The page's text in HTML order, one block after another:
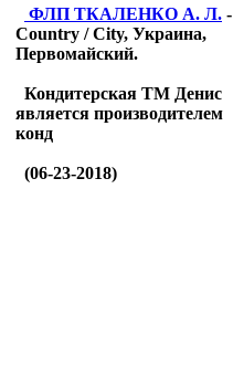
ФЛП ТКАЛЕНКО А. Л. -
Country / City, Украина,
Первомайский.
Кондитерская ТМ Денис
является производителем
конд
(06-23-2018)